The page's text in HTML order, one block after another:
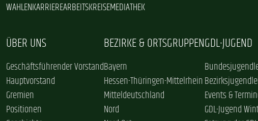
WAHLENKARRIEREARBEITSKREISEMEDIATHEK
ÜBER UNS
Geschäftsführender Vorstand
Hauptvorstand
Gremien
Positionen
BEZIRKE & ORTSGRUPPEN
Bayern
Hessen-Thüringen-Mittelrhein
Mitteldeutschland
Nord
GDL-JUGEND
Events &
GDL-Jugend